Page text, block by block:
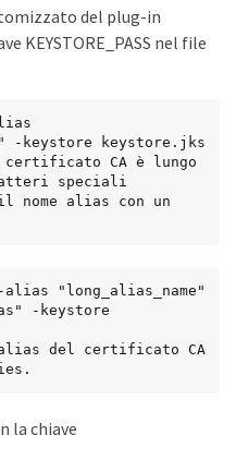
del plug-in
KEYSTORE_PASS nel file
-keystore keystore.jks
CA è lungo
speciali
alias con un
-keystore
del certificato CA
la chiave